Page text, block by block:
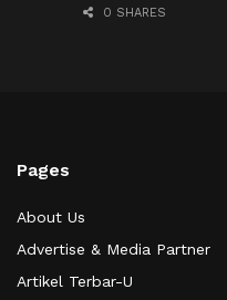
0 SHARES
Pages
About Us
Advertise & Media Partner
Artikel Terbar-U